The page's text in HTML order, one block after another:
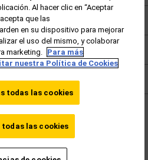
Al hacer clic en “Aceptar
que las
en su dispositivo para mejorar
el uso del mismo, y colaborar
marketing. Para más
nuestra Política de Cookies
todas las cookies
las cookies